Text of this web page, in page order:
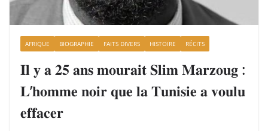
AFRIQUE BIOGRAPHIE FAITS DIVERS HISTOIRE RÉCITS
𝐈𝐥 𝐲 𝐚 𝟐𝟓 𝐚𝐧𝐬 𝐦𝐨𝐮𝐫𝐚𝐢𝐭 𝐒𝐥𝐢𝐦 𝐌𝐚𝐫𝐳𝐨𝐮𝐠 :
𝐋’𝐡𝐨𝐦𝐦𝐞 𝐧𝐨𝐢𝐫 𝐪𝐮𝐞 𝐥𝐚 𝐓𝐮𝐧𝐢𝐬𝐢𝐞 𝐚 𝐯𝐨𝐮𝐥𝐮
𝐞𝐟𝐟𝐚𝐜𝐞𝐫